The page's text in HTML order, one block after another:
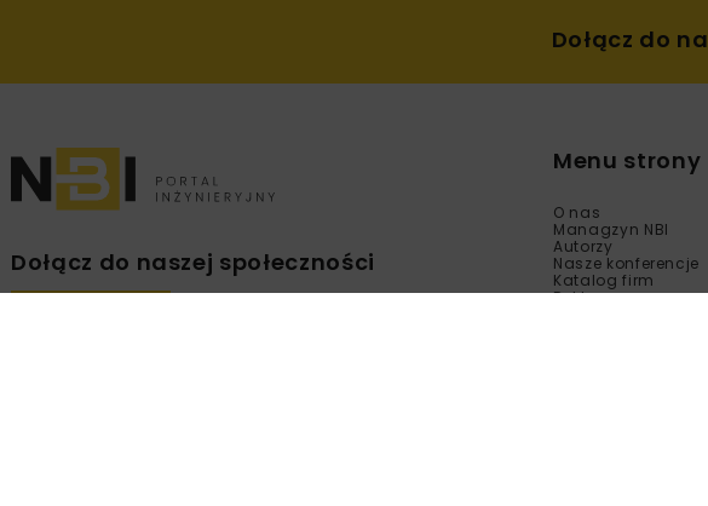
Dołącz do
Dołącz do naszej społeczności
Menu strony
O nas
Managzyn NBI
Autorzy
Nasze konferencje
Katalog firm
Reklama